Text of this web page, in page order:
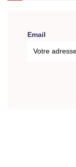
Email